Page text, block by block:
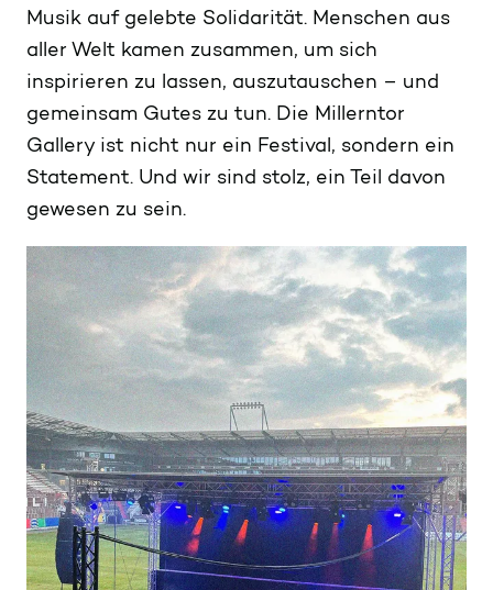
Musik auf gelebte Solidarität. Menschen aus
aller Welt kamen zusammen, um sich
inspirieren zu lassen, auszutauschen – und
gemeinsam Gutes zu tun. Die Millerntor
Gallery ist nicht nur ein Festival, sondern ein
Statement. Und wir sind stolz, ein Teil davon
gewesen zu sein.